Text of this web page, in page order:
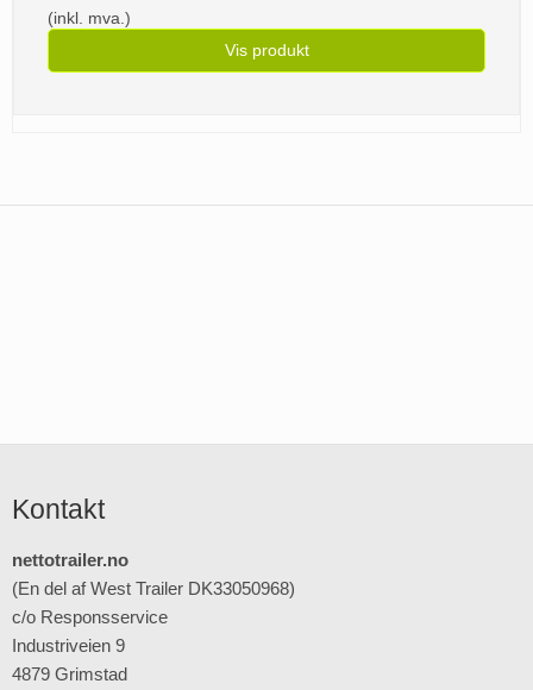
(inkl. mva.)
Vis produkt
Kontakt
nettotrailer.no
(En del af West Trailer DK33050968)
c/o Responsservice
Industriveien 9
4879 Grimstad